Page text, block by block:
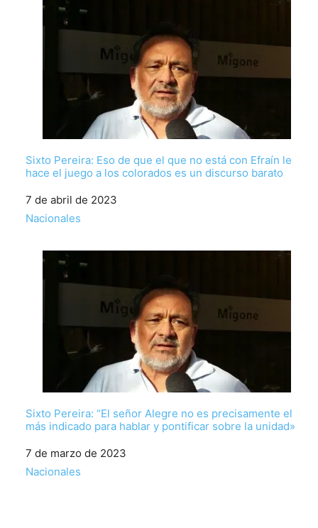
Sixto Pereira: Eso de que el que no está con Efraín le
hace el juego a los colorados es un discurso barato
Fecha
7 de abril de 2023
Respecto a
Nacionales
Sixto Pereira: “El señor Alegre no es precisamente el
más indicado para hablar y pontificar sobre la unidad»
Fecha
7 de marzo de 2023
Respecto a
Nacionales